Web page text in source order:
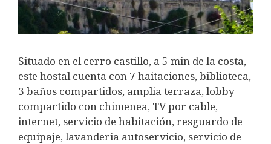
Situado en el cerro castillo, a 5 min de la costa,
este hostal cuenta con 7 haitaciones, biblioteca,
3 baños compartidos, amplia terraza, lobby
compartido con chimenea, TV por cable,
internet, servicio de habitación, resguardo de
equipaje, lavanderia autoservicio, servicio de